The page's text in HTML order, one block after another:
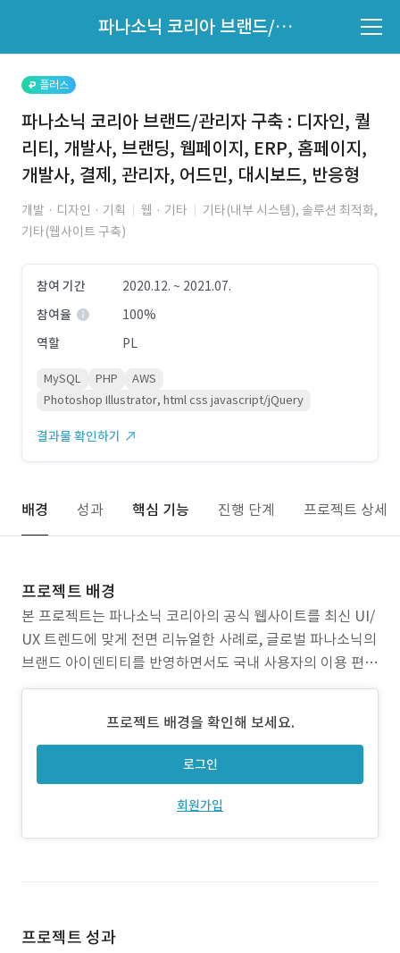
파나소닉 코리아 브랜드/관리자 구축 : 디자인, 퀄리티, 개발사, 브랜딩, 웹페이지, ERP, 홈페이지, 개발사, 결제, 관리자, 어드민, 대시보드, 반응형
지원자 목록 바로가기
플러스
파나소닉 코리아 브랜드/관리자 구축 : 디자인, 퀄
리티, 개발사, 브랜딩, 웹페이지, ERP, 홈페이지,
개발사, 결제, 관리자, 어드민, 대시보드, 반응형
개발 · 디자인 · 기획 웹 · 기타
기타(내부 시스템), 솔루션 최적화,
기타(웹사이트 구축)
참여 기간
2020.12. ~ 2021.07.
참여율
100%
역할
PL
MySQL PHP
AWS
Photoshop Illustrator, html css javascript/jQuery
결과물 확인하기
배경 성과 핵심 기능 진행 단계 프로젝트 상세
프로젝트 배경
본 프로젝트는 파나소닉 코리아의 공식 웹사이트를 최신 UI/
UX 트렌드에 맞게 전면 리뉴얼한 사례로, 글로벌 파나소닉의
브랜드 아이덴티티를 반영하면서도 국내 사용자의 이용 편의
성을 강화하는 데 중점을 두었습니다. 전반적인 정보 구조를
안정적인 경험을 제공하며, CMS 도입을 통해 운영 효율성과
콘텐츠 유연성도 확보했습니다. **프로젝트 배경
프로젝트 배경을 확인해 보세요.
로그인
회원가입
프로젝트 성과